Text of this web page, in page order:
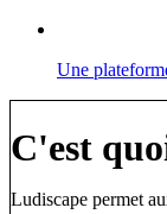
Une
C'est
Ludiscape permet